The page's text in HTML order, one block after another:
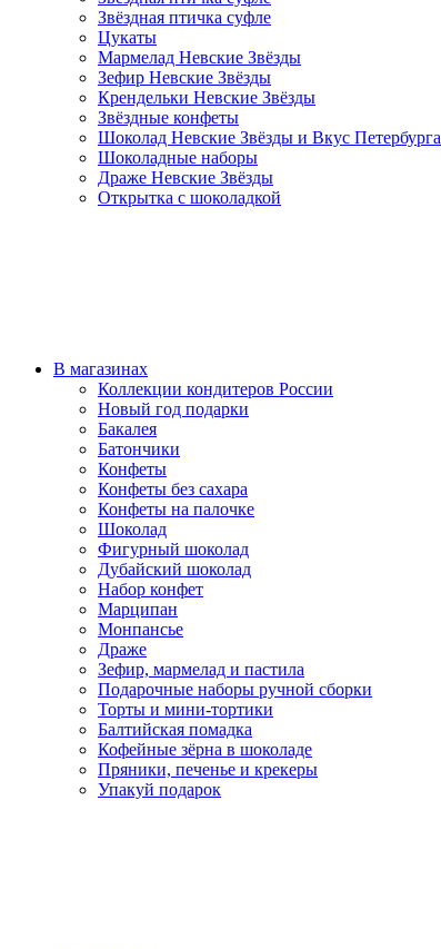
Звёздная птичка суфле
Цукаты
Мармелад Невские Звёзды
Зефир Невские Звёзды
Крендельки Невские Звёзды
Звёздные конфеты
Шоколад Невские Звёзды и Вкус Петербурга
Шоколадные наборы
Драже Невские Звёзды
Открытка с шоколадкой
В магазинах
Коллекции кондитеров России
Новый год подарки
Бакалея
Батончики
Конфеты
Конфеты без сахара
Конфеты на палочке
Шоколад
Фигурный шоколад
Дубайский шоколад
Набор конфет
Марципан
Монпансье
Драже
Зефир, мармелад и пастила
Подарочные наборы ручной сборки
Торты и мини-тортики
Балтийская помадка
Кофейные зёрна в шоколаде
Пряники, печенье и крекеры
Упакуй подарок